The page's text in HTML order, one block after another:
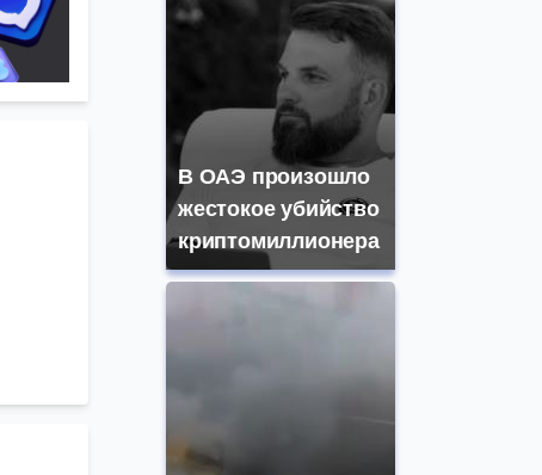
В ОАЭ произошло
жестокое убийство
криптомиллионера